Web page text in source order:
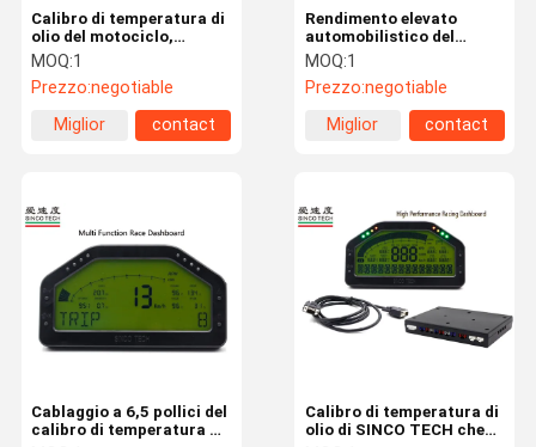
Rendimento elevato
automobilistico del
motore passo a passo del
calibro Do6355 di
temperatura di olio di
MOQ:1
Prezzo:negotiable
Miglior
contact
Calibro di temperatura di
olio del motociclo,
schermo LCD a 6,5 pollici
dei calibri di automobile
di Digital DO904
MOQ:1
Prezzo:negotiable
Miglior
contact
Calibro di temperatura di
olio di SINCO TECH che
Cablaggio a 6,5 pollici del
calibro di temperatura di